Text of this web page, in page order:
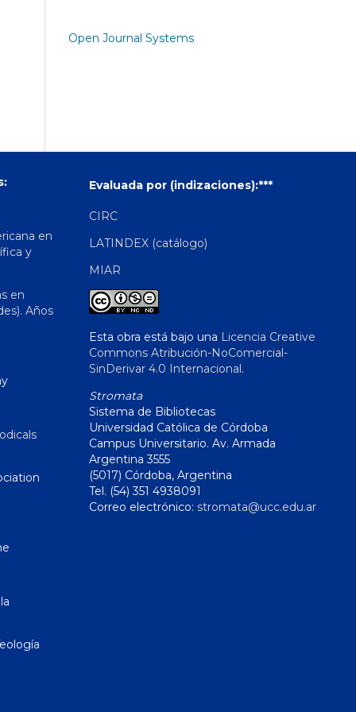
Open Journal Systems
en
y
en
Años
Evaluada por (indizaciones):***
CIRC
LATINDEX (catálogo)
MIAR
Esta obra está bajo una Licencia Creative
Commons Atribución-NoComercial-
SinDerivar 4.0 Internacional.
Stromata
Sistema de Bibliotecas
Universidad Católica de Córdoba
Campus Universitario. Av. Armada
Argentina 3555
(5017) Córdoba, Argentina
Tel. (54) 351 4938091
Correo electrónico: stromata@ucc.edu.ar